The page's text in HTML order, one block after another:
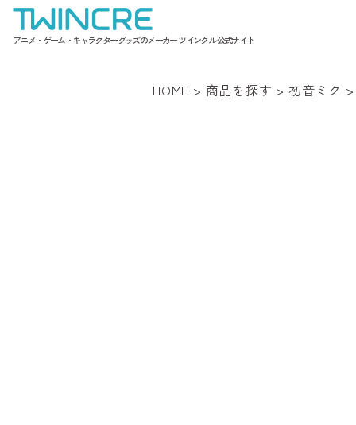
アニメ・ゲーム・キャラクターグッズのメーカー ツインクル 公式サイト
HOME > 商品を探す >初音ミク